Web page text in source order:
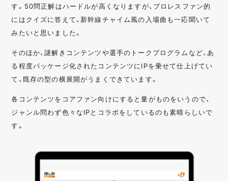
す。50問正解はハードルが高くなりますが、プロレスファン的
にはクイズに答えて、新幹線チャイム風の入場曲も一応聞いて
みたいと思いました。
そのほか、謎解きコンテンツや選手のトークプログラムなど、あ
る程度パッケージ化されたコンテンツにIPを乗せて仕上げてい
て、既存の型の横展開がうまくできています。
各コンテンツをコアファン向けにすると量がものをいうので、
ジャンル問わず色々なIPとコラボをしているのも素晴らしいで
す。